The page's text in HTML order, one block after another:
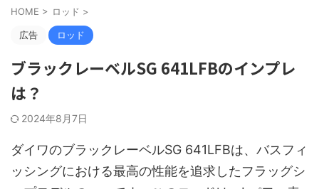
HOME > ロッド >
広告 ロッド
ブラックレーベルSG 641LFBのインプレ
は？
2024年8月7日
ダイワのブラックレーベルSG 641LFBは、バスフィ
ッシングにおける最高の性能を追求したフラッグシ